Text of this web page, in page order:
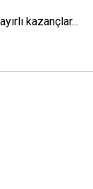
kazançlar...